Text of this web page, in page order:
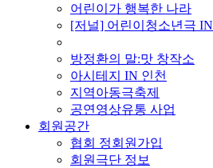
어린이가 행복한 나라
[저널] 어린이청소년극 IN
방정환의 말:맛 창작소
아시테지 IN 인천
지역아동극축제
공연영상유통 사업
회원공간
협회 정회원가입
회원극단 정보